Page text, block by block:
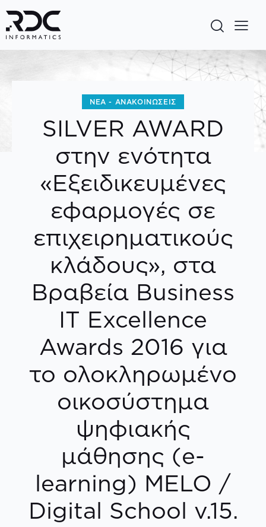
ΝΈΑ - ΑΝΑΚΟΙΝΏΣΕΙΣ
SILVER AWARD
στην ενότητα
«Εξειδικευμένες
εφαρμογές σε
επιχειρηματικούς
κλάδους», στα
Βραβεία Business
IT Excellence
Awards 2016 για
το ολοκληρωμένο
οικοσύστημα
ψηφιακής
μάθησης (e-
learning) MELO /
Digital School v.15.